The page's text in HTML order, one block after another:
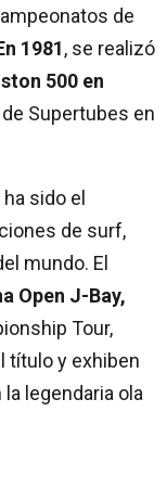
de
1981, se realizó
500 en
Supertubes en
sido el
de surf,
mundo. El
Open J-Bay,
Tour,
título y exhiben
legendaria ola